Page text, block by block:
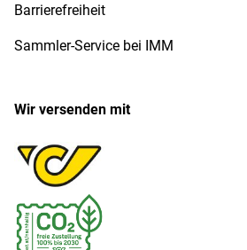
Barrierefreiheit
Sammler-Service bei IMM
Wir versenden mit